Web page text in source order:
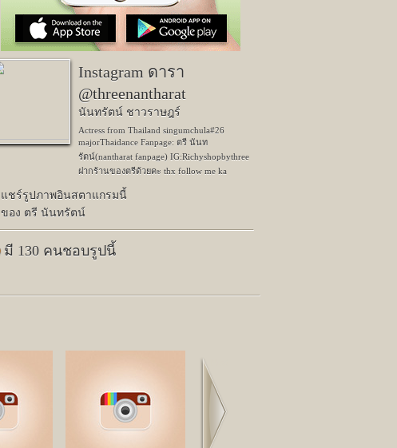
Instagram ดารา
@threenantharat
นันทรัตน์ ชาวราษฎร์
Actress from Thailand singumchula#26
majorThaidance Fanpage: ตรี นันท
รัตน์(nantharat fanpage) IG:Richyshopbythree
ฝากร้านของตรีด้วยคะ thx follow me ka
แชร์รูปภาพอินสตาแกรมนี้
ของ ตรี นันทรัตน์
มี 130 คนชอบรูปนี้